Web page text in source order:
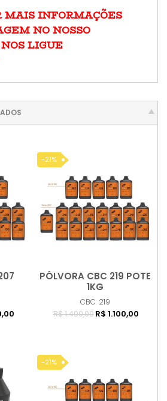
MAIS INFORMAÇÕES
NO NOSSO
LIGUE
-21%
PÓLVORA CBC 219 POTE
1KG
CBC 219
R$ 1.400,00 R$ 1.100,00
Comprar
-21%